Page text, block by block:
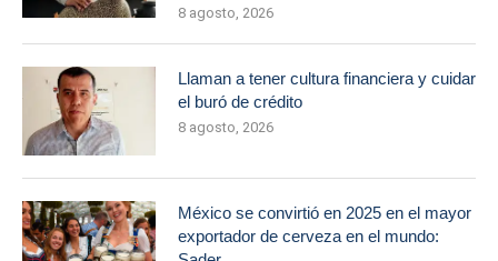
8 agosto, 2026
Llaman a tener cultura financiera y cuidar
el buró de crédito
8 agosto, 2026
México se convirtió en 2025 en el mayor
exportador de cerveza en el mundo: